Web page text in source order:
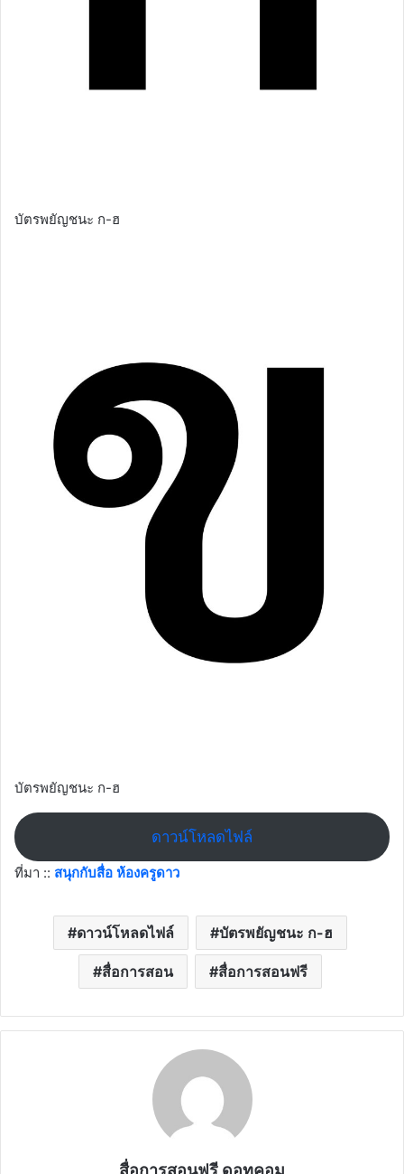
บัตรพยัญชนะ ก-ฮ
บัตรพยัญชนะ ก-ฮ
ดาวน์โหลดไฟล์
ที่มา :: สนุกกับสื่อ ห้องครูดาว
ดาวน์โหลดไฟล์ บัตรพยัญชนะ ก-ฮ
สื่อการสอน สื่อการสอนฟรี